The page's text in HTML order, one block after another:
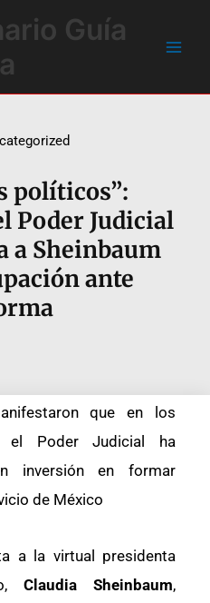
Guía
políticos”:
Poder Judicial
a Sheinbaum
ante
que en los
el Poder Judicial ha
inversión en formar
de México
a la virtual presidenta
Claudia Sheinbaum,